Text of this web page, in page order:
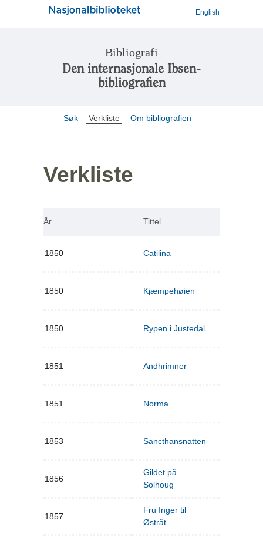
English
Bibliografi
Den internasjonale Ibsen-
bibliografien
Søk Verkliste Om bibliografien
Verkliste
År Tittel
1850 Catilina
1850 Kjæmpehøien
1850 Rypen i Justedal
1851 Andhrimner
1851 Norma
1853 Sancthansnatten
1856
Gildet på
Solhoug
1857
Fru Inger til
Østråt